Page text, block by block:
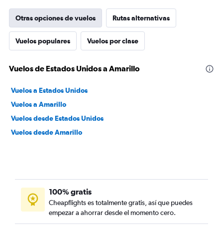
Otras opciones de vuelos Rutas alternativas
Vuelos populares Vuelos por clase
Vuelos de Estados Unidos a Amarillo
Vuelos a Estados Unidos
Vuelos a Amarillo
Vuelos desde Estados Unidos
Vuelos desde Amarillo
100% gratis
Cheapflights es totalmente gratis, así que puedes
empezar a ahorrar desde el momento cero.